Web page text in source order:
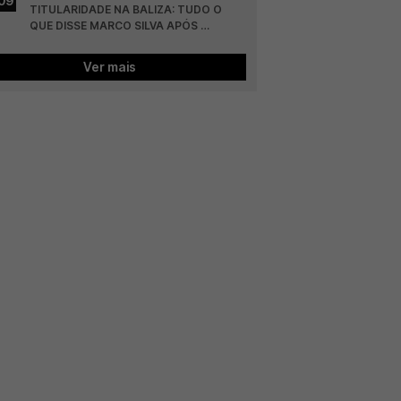
TITULARIDADE NA BALIZA: TUDO O
QUE DISSE MARCO SILVA APÓS
Ver mais